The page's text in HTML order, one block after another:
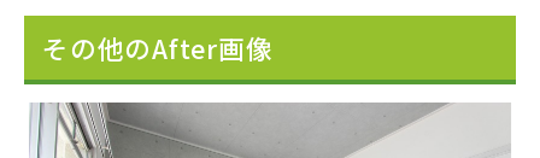
その他のAfter画像